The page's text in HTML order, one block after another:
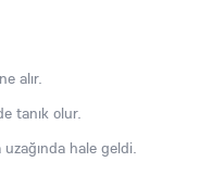
alır.
tanık olur.
hale geldi.